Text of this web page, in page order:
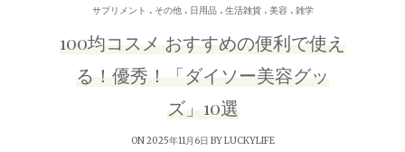
サプリメント . その他. 日用品. 生活雑貨. 美容 . 雑学
100均コスメ おすすめの便利で使え
る！優秀！「ダイソー美容グッ
ズ」10選
ON 2025年11月6日 BYLUCKYLIFE